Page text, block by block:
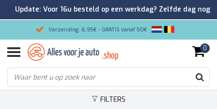
Verzending: 6,95€ - GRATIS vanaf 50€
Gemakkelijk bestellen/Veilig betalen
9.2/10 Klantenrating via Kiyoh!
0
FILTERS
Update: Voor 16u besteld op een werkdag? Zelfde dag nog
verzonden!